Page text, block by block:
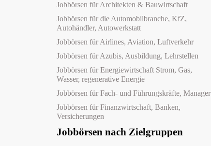
Jobbörsen für Architekten & Bauwirtschaft
Jobbörsen für die Automobilbranche, KfZ,
Autohändler, Autowerkstatt
Jobbörsen für Airlines, Aviation, Luftverkehr
Jobbörsen für Azubis, Ausbildung, Lehrstellen
Jobbörsen für Energiewirtschaft Strom, Gas,
Wasser, regenerative Energie
Jobbörsen für Fach- und Führungskräfte, Manager
Jobbörsen für Finanzwirtschaft, Banken,
Versicherungen
Jobbörsen nach Zielgruppen